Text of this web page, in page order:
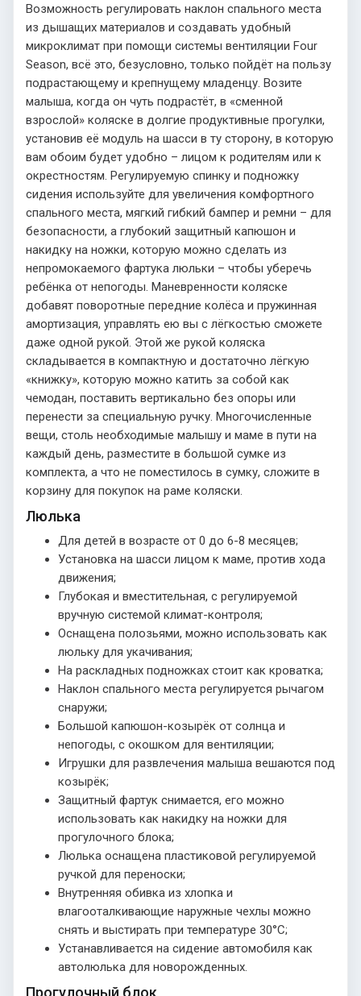
Возможность регулировать наклон спального места
из дышащих материалов и создавать удобный
микроклимат при помощи системы вентиляции Four
Season, всё это, безусловно, только пойдёт на пользу
подрастающему и крепнущему младенцу. Возите
малыша, когда он чуть подрастёт, в «сменной
взрослой» коляске в долгие продуктивные прогулки,
установив её модуль на шасси в ту сторону, в которую
вам обоим будет удобно – лицом к родителям или к
окрестностям. Регулируемую спинку и подножку
сидения используйте для увеличения комфортного
спального места, мягкий гибкий бампер и ремни – для
безопасности, а глубокий защитный капюшон и
накидку на ножки, которую можно сделать из
непромокаемого фартука люльки – чтобы уберечь
ребёнка от непогоды. Маневренности коляске
добавят поворотные передние колёса и пружинная
амортизация, управлять ею вы с лёгкостью сможете
даже одной рукой. Этой же рукой коляска
складывается в компактную и достаточно лёгкую
«книжку», которую можно катить за собой как
чемодан, поставить вертикально без опоры или
перенести за специальную ручку. Многочисленные
вещи, столь необходимые малышу и маме в пути на
каждый день, разместите в большой сумке из
комплекта, а что не поместилось в сумку, сложите в
корзину для покупок на раме коляски.
Люлька
Для детей в возрасте от 0 до 6-8 месяцев;
Установка на шасси лицом к маме, против хода
движения;
Глубокая и вместительная, с регулируемой
вручную системой климат-контроля;
Оснащена полозьями, можно использовать как
люльку для укачивания;
На раскладных подножках стоит как кроватка;
Наклон спального места регулируется рычагом
снаружи;
Большой капюшон-козырёк от солнца и
непогоды, с окошком для вентиляции;
Игрушки для развлечения малыша вешаются под
козырёк;
Защитный фартук снимается, его можно
использовать как накидку на ножки для
прогулочного блока;
Люлька оснащена пластиковой регулируемой
ручкой для переноски;
Внутренняя обивка из хлопка и
влагооталкивающие наружные чехлы можно
снять и выстирать при температуре 30°С;
Устанавливается на сидение автомобиля как
автолюлька для новорожденных.
Прогулочный блок